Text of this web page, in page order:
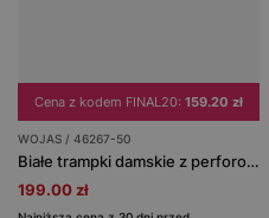
Cena z kodem FINAL20: 159.20 zł
WOJAS / 46267-50
Białe trampki damskie z perforowanej skóry licowej
199.00 zł